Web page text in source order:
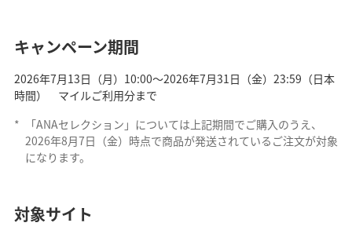
キャンペーン期間
2026年7月13日（月）10:00〜2026年7月31日（金）23:59（日本
時間） マイルご利用分まで
*
「ANAセレクション」については上記期間でご購入のうえ、
2026年8月7日（金）時点で商品が発送されているご注文が対象
になります。
対象サイト